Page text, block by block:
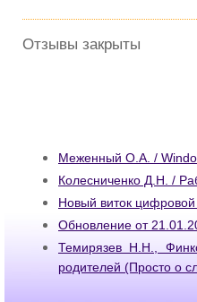
Отзывы закрыты
Меженный О.А. /
Колесниченко Д.Н. /
Новый виток
Обновление от
Темирязев Н.Н.,
родителей (Просто о